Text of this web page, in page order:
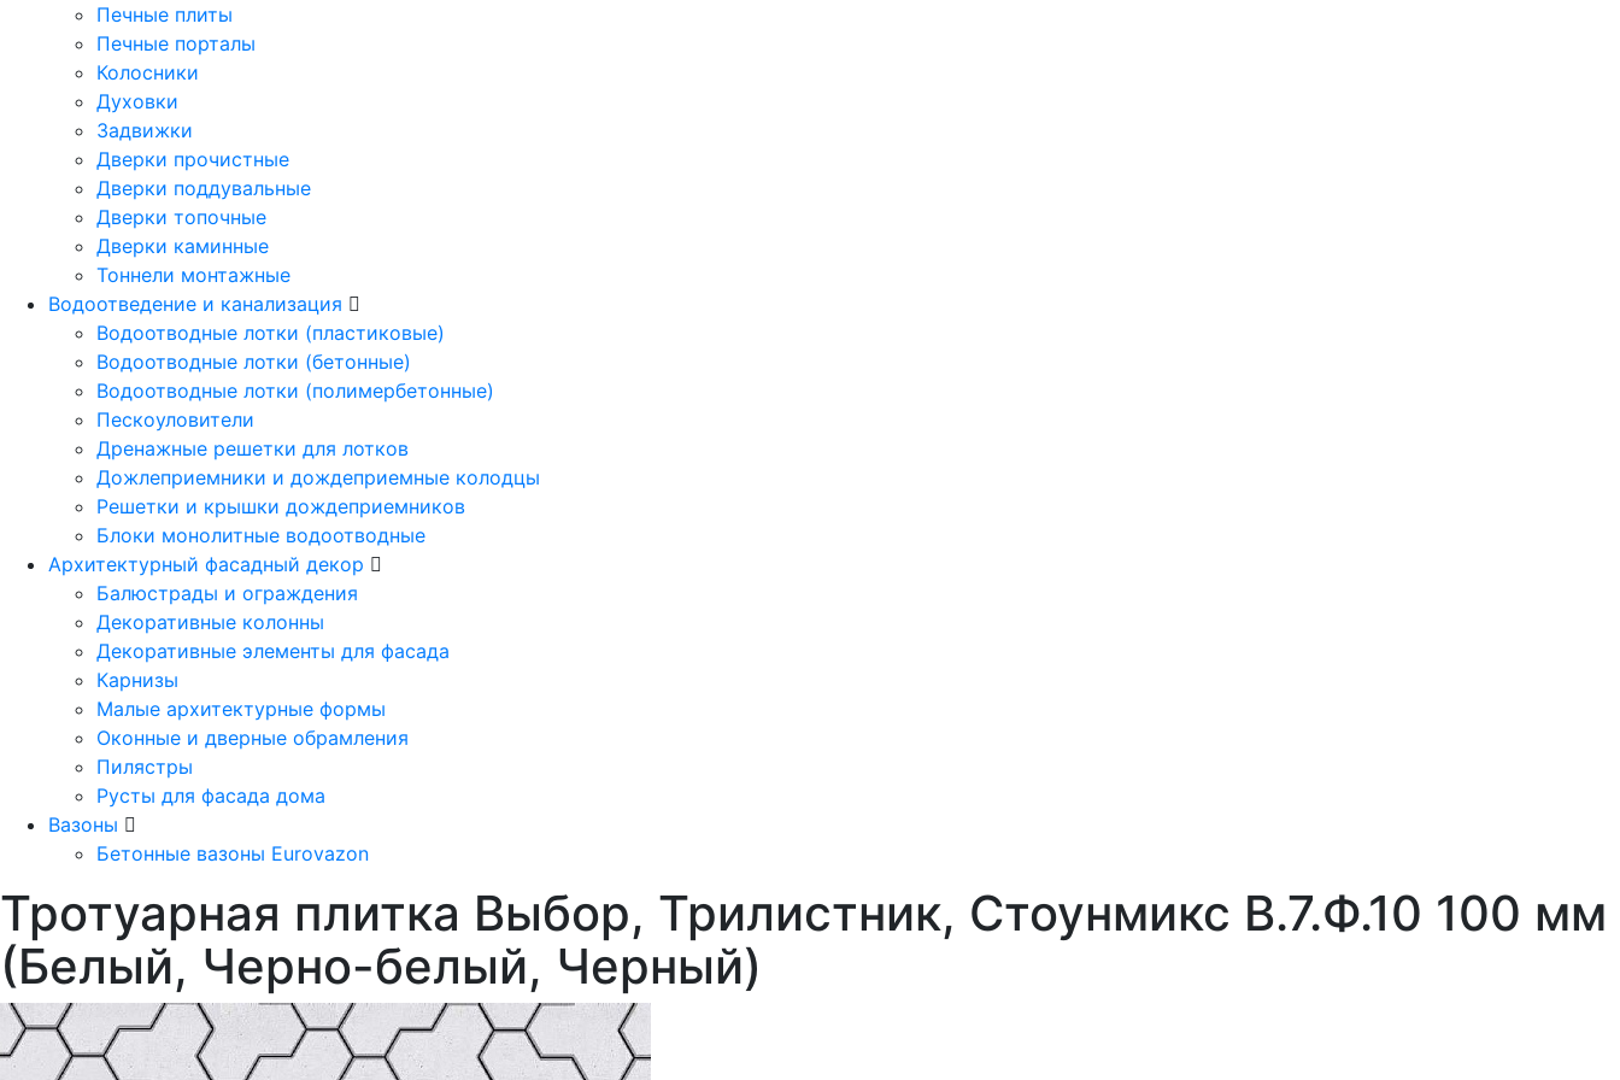
Печные плиты
Печные порталы
Колосники
Духовки
Задвижки
Дверки прочистные
Дверки поддувальные
Дверки топочные
Дверки каминные
Тоннели монтажные
Водоотведение и канализация
Водоотводные лотки (пластиковые)
Водоотводные лотки (бетонные)
Водоотводные лотки (полимербетонные)
Пескоуловители
Дренажные решетки для лотков
Дожлеприемники и дождеприемные колодцы
Решетки и крышки дождеприемников
Блоки монолитные водоотводные
Архитектурный фасадный декор
Балюстрады и ограждения
Декоративные колонны
Декоративные элементы для фасада
Карнизы
Малые архитектурные формы
Оконные и дверные обрамления
Пилястры
Русты для фасада дома
Вазоны
Бетонные вазоны Eurovazon
Тротуарная плитка Выбор, Трилистник, Стоунмикс В.7.Ф.10 100 мм
(Белый, Черно-белый, Черный)